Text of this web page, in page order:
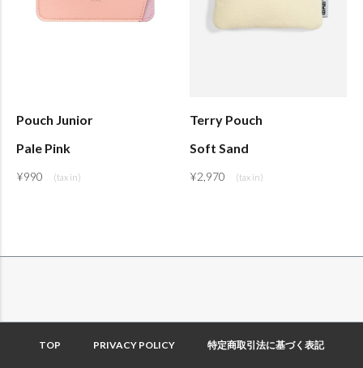
Pouch Junior
Pale Pink
¥990
Terry Pouch
Soft Sand
¥2,970
TOP PRIVACY POLICY 特定商取引法に基づく表記